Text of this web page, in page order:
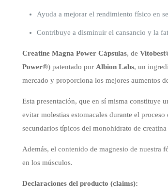
Ayuda a mejorar el rendimiento físico en
Contribuye a disminuir el cansancio y la
Creatine Magna Power Cápsulas, de
Power®) patentado por Albion Labs, un
mercado y proporciona los mejores aumentos
Esta presentación, que en sí misma constituye
evitar molestias estomacales durante el
secundarios típicos del monohidrato de
Además, el contenido de magnesio de nuestra
en los músculos.
Declaraciones del producto (claims):